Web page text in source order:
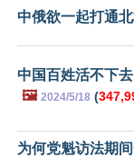
中俄欲一起打通
中国百姓活不下
🖼️ 2024/5/18 (
为何党魁访法期